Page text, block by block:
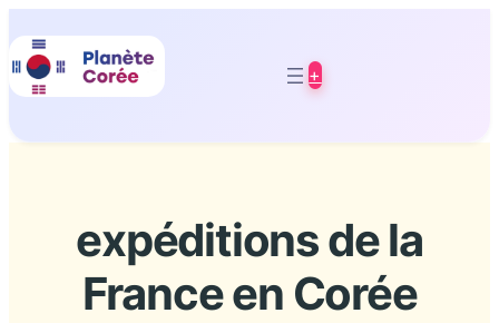
au
contenu
+
expéditions de la
France en Corée